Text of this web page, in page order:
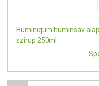
adódóan a
kölcsönhatásba
hatástalanítják és
Helyreállítja a
. Az
hajhullás, élősködők,
Huminiqum huminsav
szirup 250ml